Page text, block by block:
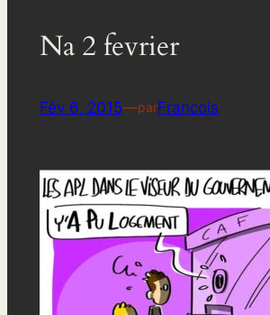
Na 2 fevrier
Fév 6, 2015—parFrancois